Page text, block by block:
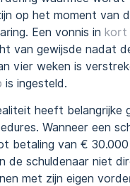
op het moment van
Een vonnis in kort
van gewijsde nadat
vier weken is
is ingesteld.
heeft belangrijke
Wanneer een
betaling van € 30.000
de schuldenaar niet
met zijn eigen